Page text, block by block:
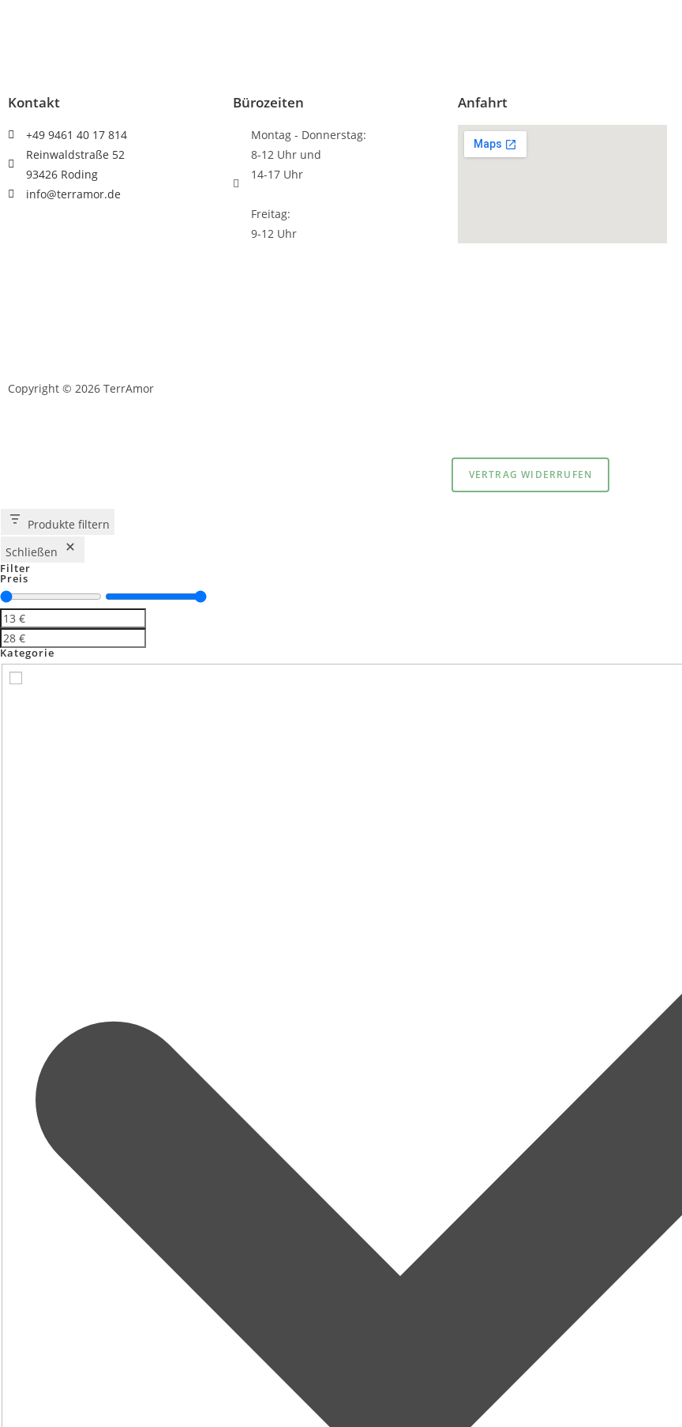
Kontakt
+49 9461 40 17 814
Reinwaldstraße 52
93426 Roding
info@terramor.de
Bürozeiten
Montag - Donnerstag:
8-12 Uhr und
14-17 Uhr
Freitag:
9-12 Uhr
Anfahrt
Copyright © 2026 TerrAmor
VERTRAG WIDERRUFEN
Produkte filtern
Schließen
Filter
Preis
Kategorie